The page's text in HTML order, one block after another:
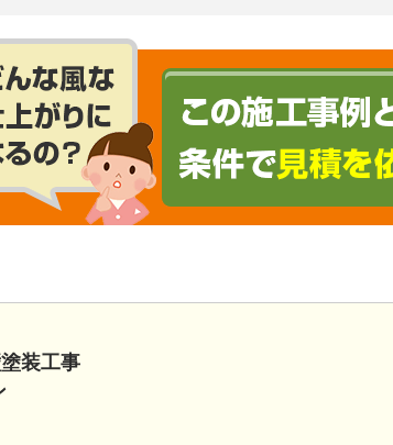
装工事